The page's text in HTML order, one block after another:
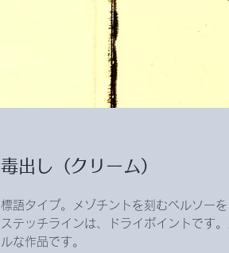
毒出し（クリーム）
標語タイプ。メゾチントを刻むベルソー
ステッチラインは、ドライポイントです
ルな作品です。